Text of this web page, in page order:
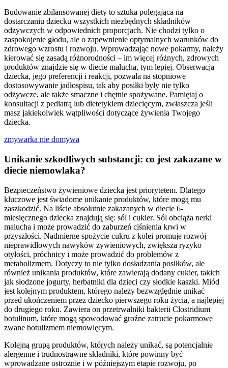
Budowanie zbilansowanej diety to sztuka polegająca na
dostarczaniu dziecku wszystkich niezbędnych składników
odżywczych w odpowiednich proporcjach. Nie chodzi tylko o
zaspokojenie głodu, ale o zapewnienie optymalnych warunków do
zdrowego wzrostu i rozwoju. Wprowadzając nowe pokarmy, należy
kierować się zasadą różnorodności – im więcej różnych, zdrowych
produktów znajdzie się w diecie malucha, tym lepiej. Obserwacja
dziecka, jego preferencji i reakcji, pozwala na stopniowe
dostosowywanie jadłospisu, tak aby posiłki były nie tylko
odżywcze, ale także smaczne i chętnie spożywane. Pamiętaj o
konsultacji z pediatrą lub dietetykiem dziecięcym, zwłaszcza jeśli
masz jakiekolwiek wątpliwości dotyczące żywienia Twojego
dziecka.
zmywarka nie domywa
Unikanie szkodliwych substancji: co jest zakazane w
diecie niemowlaka?
Bezpieczeństwo żywieniowe dziecka jest priorytetem. Dlatego
kluczowe jest świadome unikanie produktów, które mogą mu
zaszkodzić. Na liście absolutnie zakazanych w diecie 6-
miesięcznego dziecka znajdują się: sól i cukier. Sól obciąża nerki
malucha i może prowadzić do zaburzeń ciśnienia krwi w
przyszłości. Nadmierne spożycie cukru z kolei promuje rozwój
nieprawidłowych nawyków żywieniowych, zwiększa ryzyko
otyłości, próchnicy i może prowadzić do problemów z
metabolizmem. Dotyczy to nie tylko dosładzania posiłków, ale
również unikania produktów, które zawierają dodany cukier, takich
jak słodzone jogurty, herbatniki dla dzieci czy słodkie kaszki. Miód
jest kolejnym produktem, którego należy bezwzględnie unikać
przed ukończeniem przez dziecko pierwszego roku życia, a najlepiej
do drugiego roku. Zawiera on przetrwalniki bakterii Clostridium
botulinum, które mogą spowodować groźne zatrucie pokarmowe
zwane botulizmem niemowlęcym.
Kolejną grupą produktów, których należy unikać, są potencjalnie
alergenne i trudnostrawne składniki, które powinny być
wprowadzane ostrożnie i w późniejszym etapie rozwoju, po